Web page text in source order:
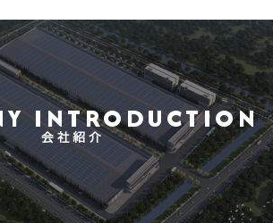
INTRODUCTION
会社紹介